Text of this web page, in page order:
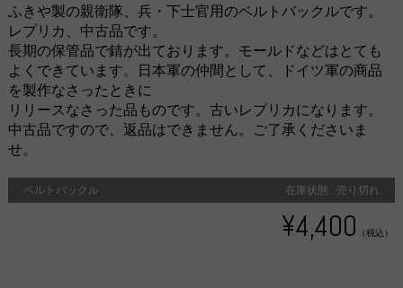
ふきや製の親衛隊、兵・下士官用のベルトバックルです。
レプリカ、中古品です。
長期の保管品で錆が出ております。モールドなどはとても
よくできています。日本軍の仲間として、ドイツ軍の商品
を製作なさったときに
リリースなさった品ものです。古いレプリカになります。
中古品ですので、返品はできません。ご了承くださいま
せ。
ベルトバックル 在庫状態 : 売り切れ
¥4,400 （税込）